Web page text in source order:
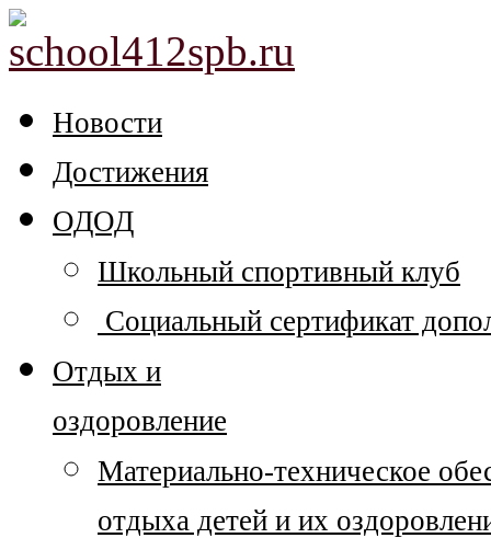
Новости
Достижения
ОДОД
Школьный спортивный клуб
Социальный сертификат
Отдых и
оздоровление
Материально-техническое
отдыха детей и их